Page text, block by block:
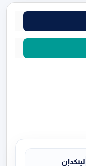
لينكدإن